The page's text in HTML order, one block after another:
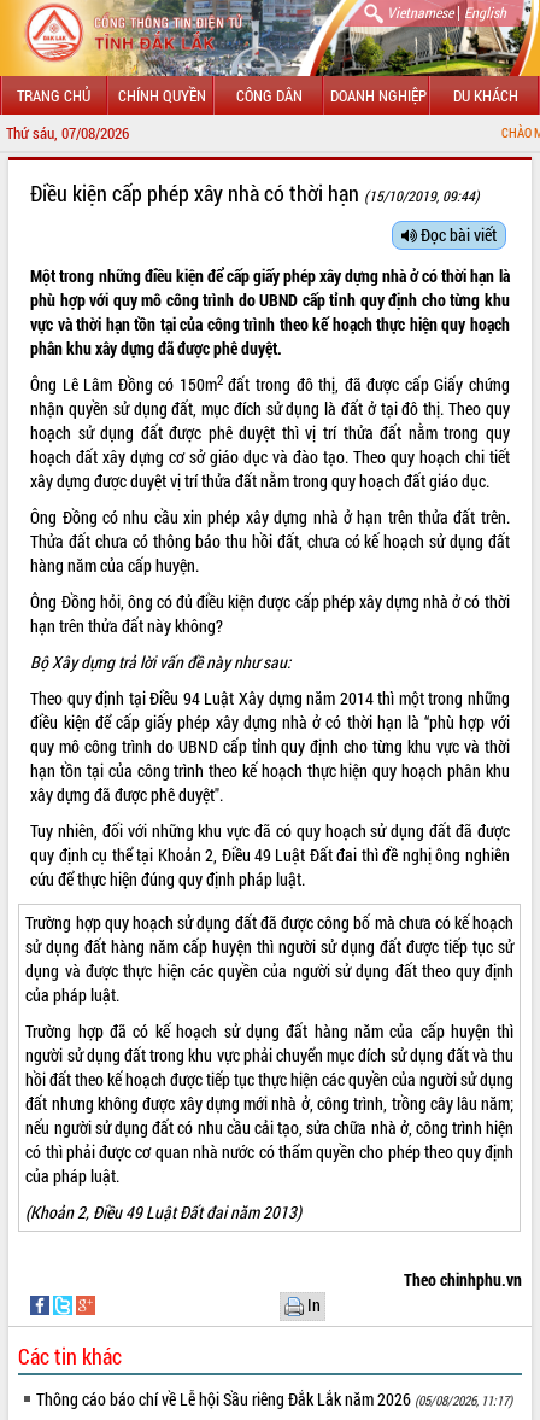
Vietnamese| English
TRANG CHỦ CHÍNH QUYỀN CÔNG DÂN DOANH NGHIỆP DU KHÁCH
Thứ sáu, 07/08/2026 CHÀO MỪNG
TIN TỨC SỰ KIỆN
SỞ, BAN, NGÀNH
UBND CÁC XÃ, PHƯỜNG
THÔNG TIN CHỈ ĐẠO ĐIỀU HÀNH
HỆ THỐNG VĂN BẢN
VĂN BẢN HĐND TỈNH
ĐIỂM TIN VĂN BẢN
QUY HOẠCH - KẾ HOẠCH
QUẢNG CÁO
Điều kiện cấp phép xây nhà có thời hạn (15/10/2019, 09:44)
Đọc bài viết
Một trong những điều kiện để cấp giấy phép xây dựng nhà ở có thời hạn là
phù hợp với quy mô công trình do UBND cấp tỉnh quy định cho từng khu
vực và thời hạn tồn tại của công trình theo kế hoạch thực hiện quy hoạch
phân khu xây dựng đã được phê duyệt.
Ông Lê Lâm Đồng có 150m2đất trong đô thị, đã được cấp Giấy chứng
nhận quyền sử dụng đất, mục đích sử dụng là đất ở tại đô thị. Theo quy
hoạch sử dụng đất được phê duyệt thì vị trí thửa đất nằm trong quy
hoạch đất xây dựng cơ sở giáo dục và đào tạo. Theo quy hoạch chi tiết
xây dựng được duyệt vị trí thửa đất nằm trong quy hoạch đất giáo dục.
Ông Đồng có nhu cầu xin phép xây dựng nhà ở hạn trên thửa đất trên.
Thửa đất chưa có thông báo thu hồi đất, chưa có kế hoạch sử dụng đất
hàng năm của cấp huyện.
Ông Đồng hỏi, ông có đủ điều kiện được cấp phép xây dựng nhà ở có thời
hạn trên thửa đất này không?
Bộ Xây dựng trả lời vấn đề này như sau:
Theo quy định tại Điều 94 Luật Xây dựng năm 2014 thì một trong những
điều kiện để cấp giấy phép xây dựng nhà ở có thời hạn là “phù hợp với
quy mô công trình do UBND cấp tỉnh quy định cho từng khu vực và thời
hạn tồn tại của công trình theo kế hoạch thực hiện quy hoạch phân khu
xây dựng đã được phê duyệt".
Tuy nhiên, đối với những khu vực đã có quy hoạch sử dụng đất đã được
quy định cụ thể tại Khoản 2, Điều 49 Luật Đất đai thì đề nghị ông nghiên
cứu để thực hiện đúng quy định pháp luật.
Trường hợp quy hoạch sử dụng đất đã được công bố mà chưa có kế hoạch
sử dụng đất hàng năm cấp huyện thì người sử dụng đất được tiếp tục sử
dụng và được thực hiện các quyền của người sử dụng đất theo quy định
của pháp luật.
Trường hợp đã có kế hoạch sử dụng đất hàng năm của cấp huyện thì
người sử dụng đất trong khu vực phải chuyển mục đích sử dụng đất và thu
hồi đất theo kế hoạch được tiếp tục thực hiện các quyền của người sử dụng
đất nhưng không được xây dựng mới nhà ở, công trình, trồng cây lâu năm;
nếu người sử dụng đất có nhu cầu cải tạo, sửa chữa nhà ở, công trình hiện
có thì phải được cơ quan nhà nước có thẩm quyền cho phép theo quy định
của pháp luật.
(Khoản 2, Điều 49 Luật Đất đai năm 2013)
Theo chinhphu.vn
In
Các tin khác
Thông cáo báo chí về Lễ hội Sầu riêng Đắk Lắk năm 2026 (05/08/2026, 11:17)